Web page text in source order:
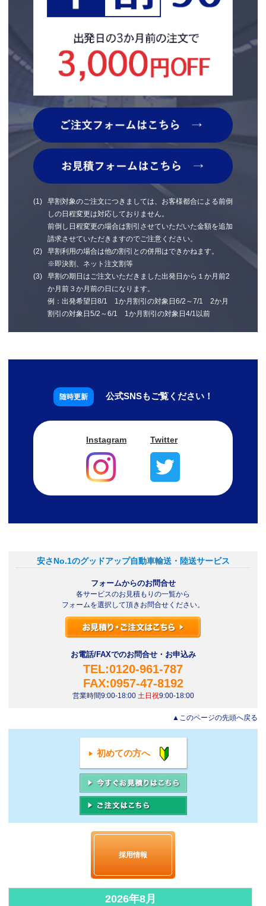
早割対象のご注文につきましては、お客様都合による前倒
しの日程変更は対応しておりません。
前倒し日程変更の場合は割引させていただいた金額を追加
請求させていただきますのでご注意ください。
早割利用の場合は他の割引との併用はできかねます。
※即決割、ネット注文割等
早割の期日はご注文いただきました出発日から１か月前2
か月前３か月前の日になります。
例：出発希望日8/1 1か月割引の対象日6/2～7/1 2か月
割引の対象日5/2～6/1 1か月割引の対象日4/1以前
公式SNSもご覧ください！
Instagram Twitter
安さNo.1のグッドアップ自動車輸送・陸送サービス
フォームからのお問合せ
各サービスのお見積もりの一覧から
フォームを選択して頂きお問合せください。
お電話/FAXでのお問合せ・お申込み
TEL:0120-961-787
FAX:0957-47-8192
営業時間9:00-18:00 土日祝9:00-18:00
▲このページの先頭へ戻る
初めての方へ
採用情報
2026年8月